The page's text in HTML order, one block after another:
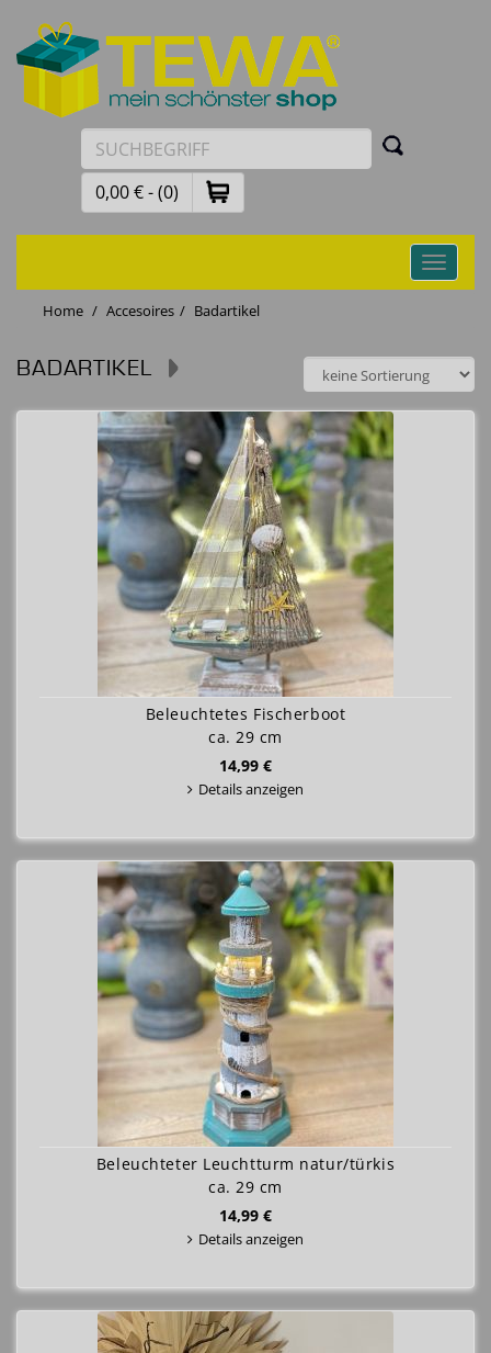
0,00 € - (0)
Toggle
Home
Accesoires Badartikel
BADARTIKEL
Beleuchtetes Fischerboot
ca. 29 cm
14,99 €
Details anzeigen
Beleuchteter Leuchtturm natur/türkis
ca. 29 cm
14,99 €
Details anzeigen